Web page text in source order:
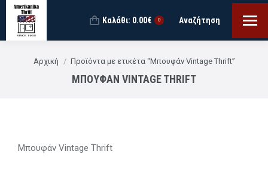
Καλάθι: 0.00€ 0 Search:
Αναζήτηση
You are here:
Αρχική Προϊόντα με ετικέτα “Μπουφάν Vintage Thrift”
ΜΠΟΥΦΆΝ VINTAGE THRIFT
Μπουφάν Vintage Thrift